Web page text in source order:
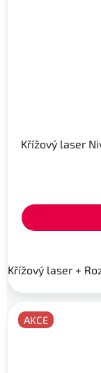
Křížový laser
Křížový laser +
AKCE